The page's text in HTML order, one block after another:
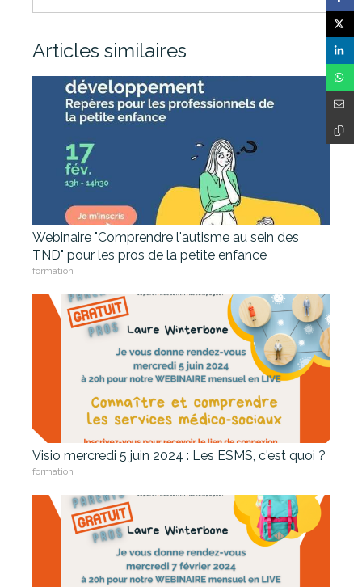
Articles similaires
Webinaire "Comprendre l'autisme au sein des
TND" pour les pros de la petite enfance
formation
Visio mercredi 5 juin 2024 : Les ESMS, c'est quoi ?
formation